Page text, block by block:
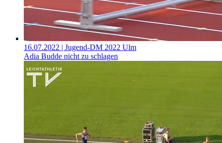
16.07.2022 | Jugend-DM 2022 Ulm
Adia Budde nicht zu schlagen